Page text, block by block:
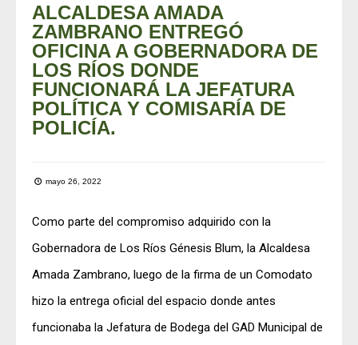
ALCALDESA AMADA
ZAMBRANO ENTREGÓ
OFICINA A GOBERNADORA DE
LOS RÍOS DONDE
FUNCIONARÁ LA JEFATURA
POLÍTICA Y COMISARÍA DE
POLICÍA.
mayo 26, 2022
Como parte del compromiso adquirido con la
Gobernadora de Los Ríos Génesis Blum, la Alcaldesa
Amada Zambrano, luego de la firma de un Comodato
hizo la entrega oficial del espacio donde antes
funcionaba la Jefatura de Bodega del GAD Municipal de